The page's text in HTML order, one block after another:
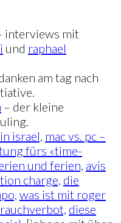
interviews mit
und raphael
am tag nach
– der kleine
israel, mac vs. pc –
fürs «time-
und ferien, avis
charge, die
was ist mit roger
diese